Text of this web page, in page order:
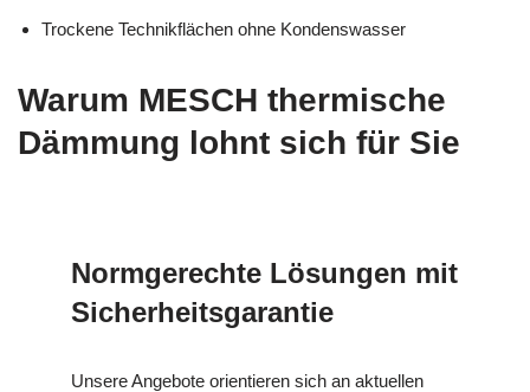
Trockene Technikflächen ohne Kondenswasser
Warum MESCH thermische
Dämmung lohnt sich für Sie
Normgerechte Lösungen mit
Sicherheitsgarantie
Unsere Angebote orientieren sich an aktuellen